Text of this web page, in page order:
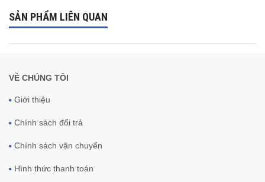
SẢN PHẨM LIÊN QUAN
VỀ CHÚNG TÔI
Giới thiệu
Chính sách đổi trả
Chính sách vận chuyển
Hình thức thanh toán